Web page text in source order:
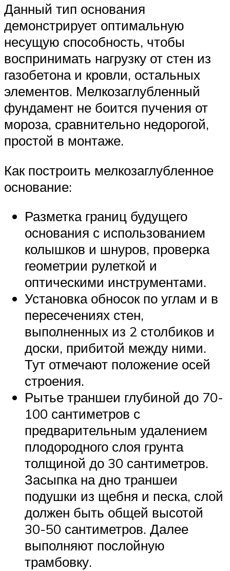
Данный тип основания
демонстрирует оптимальную
несущую способность, чтобы
воспринимать нагрузку от стен из
газобетона и кровли, остальных
элементов. Мелкозаглубленный
фундамент не боится пучения от
мороза, сравнительно недорогой,
простой в монтаже.
Как построить мелкозаглубленное
основание:
Разметка границ будущего
основания с использованием
колышков и шнуров, проверка
геометрии рулеткой и
оптическими инструментами.
Установка обносок по углам и в
пересечениях стен,
выполненных из 2 столбиков и
доски, прибитой между ними.
Тут отмечают положение осей
строения.
Рытье траншеи глубиной до 70-
100 сантиметров с
предварительным удалением
плодородного слоя грунта
толщиной до 30 сантиметров.
Засыпка на дно траншеи
подушки из щебня и песка, слой
должен быть общей высотой
30-50 сантиметров. Далее
выполняют послойную
трамбовку.